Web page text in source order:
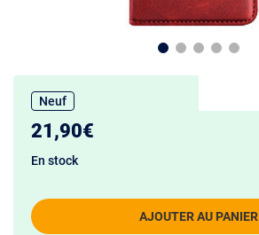
Neuf
21,90€
AJOUTER AU PANIER
En stock